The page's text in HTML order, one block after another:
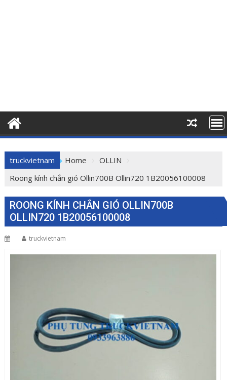
truckvietnam Home
OLLIN
Roong kính chắn gió Ollin700B Ollin720 1B20056100008
ROONG KÍNH CHẮN GIÓ OLLIN700B
OLLIN720 1B20056100008
truckvietnam